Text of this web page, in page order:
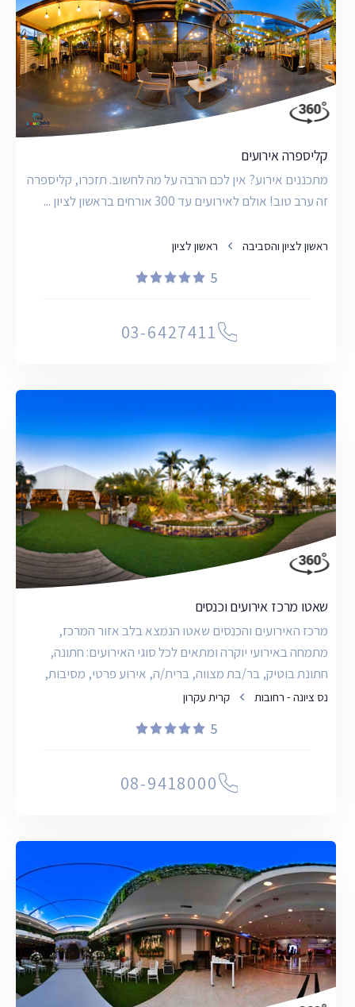
קליספרה אירועים
מתכננים אירוע? אין לכם הרבה על מה לחשוב. תזכרו, קליספרה
זה ערב טוב! אולם לאירועים עד 300 אורחים בראשון לציון ...
ראשון לציון והסביבה ראשון לציון
5
03-6427411
שאטו מרכז אירועים וכנסים
מרכז האירועים והכנסים שאטו הנמצא בלב אזור המרכז,
מתמחה באירועי יוקרה ומתאים לכל סוגי האירועים: חתונה,
חתונת בוטיק, בר/בת מצווה, ברית/ה, אירוע פרטי, מסיבות,
כנסי
נס ציונה - רחובות קרית עקרון
5
08-9418000